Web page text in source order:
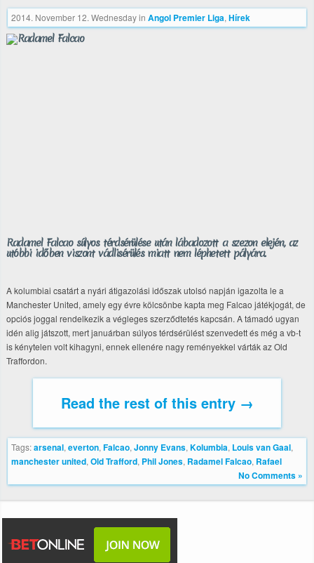
2014. November 12. Wednesdayin Angol Premier Liga, Hírek
Radamel Falcao súlyos térdsérülése után lábadozott a szezon elején, az
utóbbi időben viszont vádlisérülés miatt nem léphetett pályára.
A kolumbiai csatárt a nyári átigazolási időszak utolsó napján igazolta le a
Manchester United, amely egy évre kölcsönbe kapta meg Falcao játékjogát, de
opciós joggal rendelkezik a végleges szerződtetés kapcsán. A támadó ugyan
idén alig játszott, mert januárban súlyos térdsérülést szenvedett és még a vb-t
is kénytelen volt kihagyni, ennek ellenére nagy reményekkel várták az Old
Traffordon.
Read the rest of this entry →
Tags:arsenal, everton, Falcao, Jonny Evans, Kolumbia, Louis van Gaal,
manchester united, Old Trafford, Phil Jones, Radamel Falcao, Rafael
No Comments »